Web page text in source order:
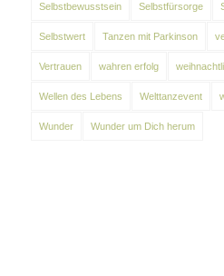
Selbstbewusstsein Selbstfürsorge
Selbstwert Tanzen mit Parkinson
Vertrauen wahren erfolg
Wellen des Lebens Welttanzevent
Wunder Wunder um Dich herum